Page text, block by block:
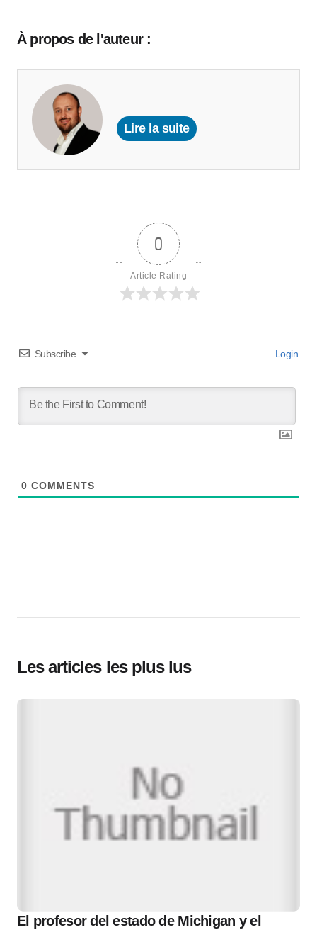
À propos de l'auteur :
Lire la suite
0
Article Rating
Subscribe Login
0 COMMENTS
Les articles les plus lus
El profesor del estado de Michigan y el